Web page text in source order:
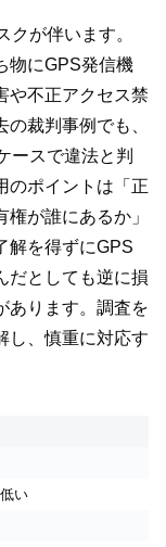
が伴います。
物にGPS発信機
や不正アクセス禁
裁判事例でも、
ースで違法と判
のポイントは「正
が誰にあるか」
解を得ずにGPS
だとしても逆に損
あります。調査を
し、慎重に対応す
い